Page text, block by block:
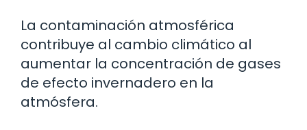
La contaminación atmosférica
contribuye al cambio climático al
aumentar la concentración de gases
de efecto invernadero en la
atmósfera.